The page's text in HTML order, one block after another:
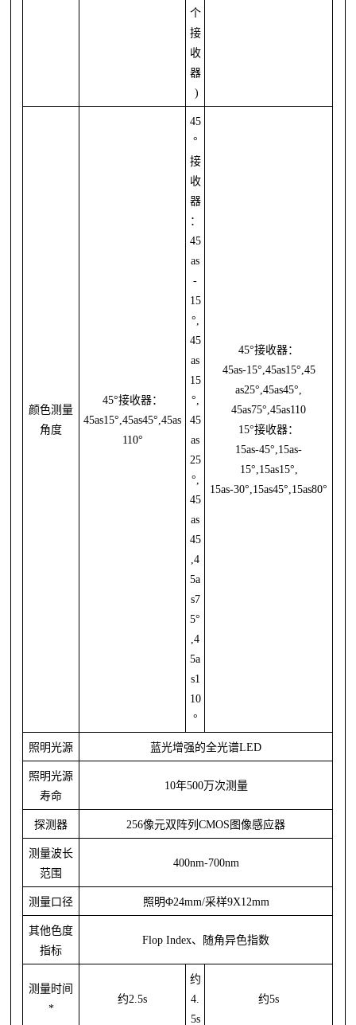
个
接
收
器
)
颜色测量
角度
45°接收器：
45as15°,45as45°,45as
110°
45
°
接
收
器
：
45
as
-
15
°,
45
as
15
°,
45
as
25
°,
45
as
45
,4
5a
s7
5°
,4
5a
s1
10
°
45°接收器：
45as-15°,45as15°,45
as25°,45as45°,
45as75°,45as110
15°接收器：
15as-45°,15as-
15°,15as15°,
15as-30°,15as45°,15as80°
照明光源 蓝光增强的全光谱LED
照明光源
寿命
10年500万次测量
探测器 256像元双阵列CMOS图像感应器
测量波长
范围
400nm-700nm
测量口径 照明Φ24mm/采样9X12mm
其他色度
指标
Flop Index、随角异色指数
测量时间
*
约2.5s
约
4.
5s
约5s